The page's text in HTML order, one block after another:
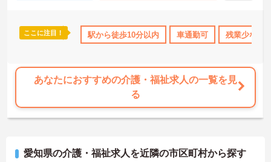
日110日以上 資格取得サポート 研修制度あり 産休･育休･介
なるほか、月平均の残業時間も5時間から7時間程度とかなり少なめ
です。常勤スタッフの比率が90パーセントを超えているため急な勤
に合わせた個別のOJT研修が実施されます。eラーニングも導入され
ており、多職種と連携しながら専門性を着実に深めていける環境が
★おすすめPOINT★
実施し、ｅラーニングを用いた学習の機会も提供されます
ここに注目！ 駅から徒歩10分以内 車通勤可 残業少なめ
あなたにおすすめの介護・福祉求人の一覧を見
る
愛知県の介護・福祉求人を近隣の市区町村から探す